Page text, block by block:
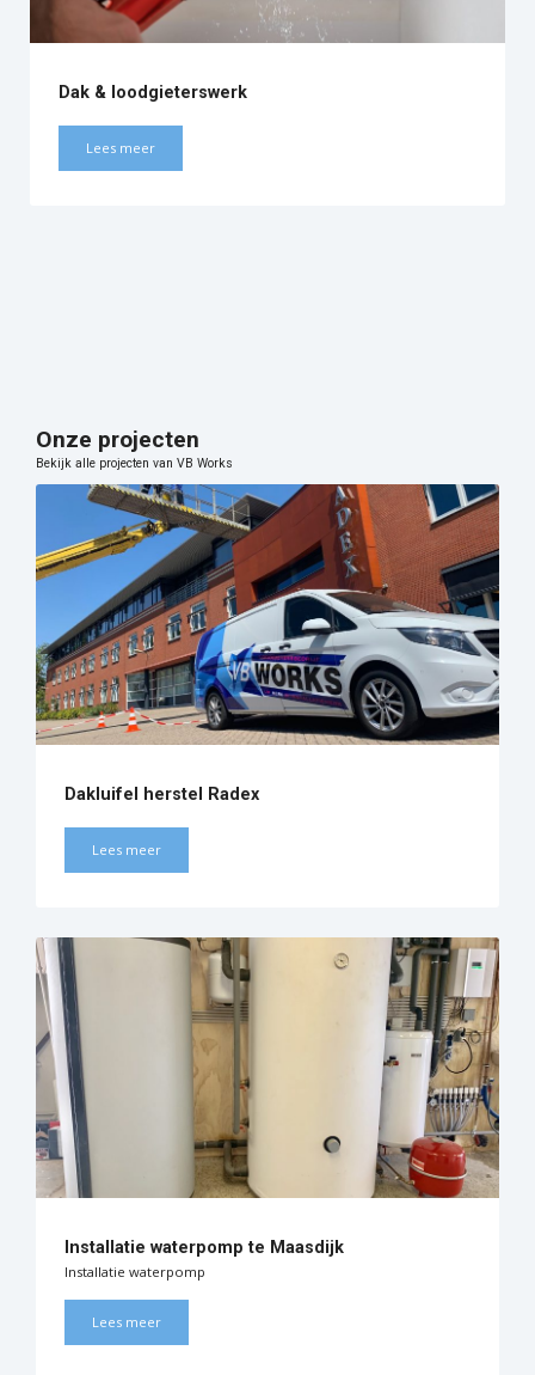
Onze projecten
Bekijk alle projecten van VB Works
Dakluifel herstel Radex
Lees meer
Installatie waterpomp te Maasdijk
Installatie waterpomp
Lees meer